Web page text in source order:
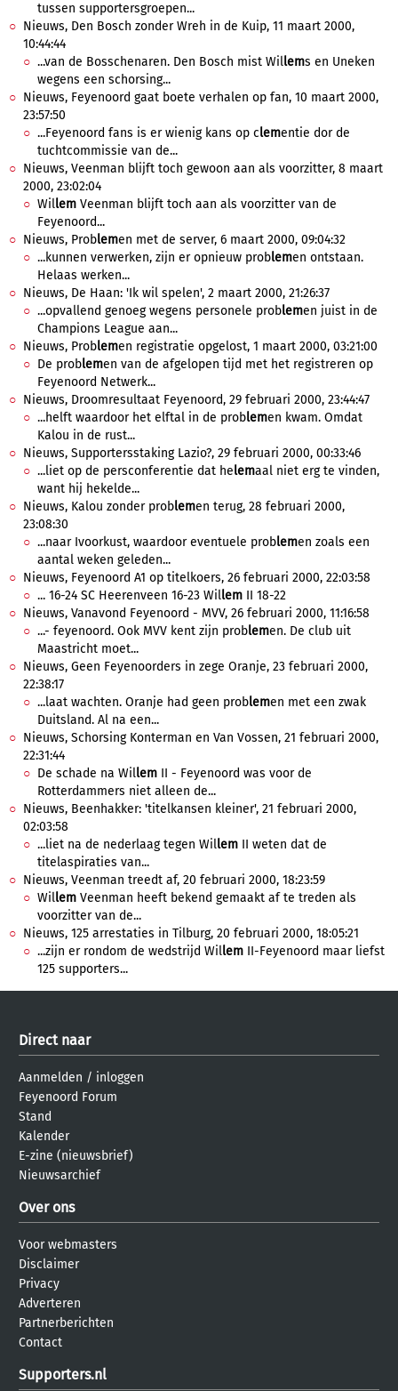
tussen supportersgroepen...
Nieuws, Den Bosch zonder Wreh in de Kuip, 11 maart 2000,
10:44:44
...van de Bosschenaren. Den Bosch mist Willems en Uneken
wegens een schorsing...
Nieuws, Feyenoord gaat boete verhalen op fan, 10 maart 2000,
23:57:50
...Feyenoord fans is er wienig kans op clementie dor de
tuchtcommissie van de...
Nieuws, Veenman blijft toch gewoon aan als voorzitter, 8 maart
2000, 23:02:04
Willem Veenman blijft toch aan als voorzitter van de
Feyenoord...
Nieuws, Problemen met de server, 6 maart 2000, 09:04:32
...kunnen verwerken, zijn er opnieuw problemen ontstaan.
Helaas werken...
Nieuws, De Haan: 'Ik wil spelen', 2 maart 2000, 21:26:37
...opvallend genoeg wegens personele problemen juist in de
Champions League aan...
Nieuws, Problemen registratie opgelost, 1 maart 2000, 03:21:00
De problemen van de afgelopen tijd met het registreren op
Feyenoord Netwerk...
Nieuws, Droomresultaat Feyenoord, 29 februari 2000, 23:44:47
...helft waardoor het elftal in de problemen kwam. Omdat
Kalou in de rust...
Nieuws, Supportersstaking Lazio?, 29 februari 2000, 00:33:46
...liet op de persconferentie dat helemaal niet erg te vinden,
want hij hekelde...
Nieuws, Kalou zonder problemen terug, 28 februari 2000,
23:08:30
...naar Ivoorkust, waardoor eventuele problemen zoals een
aantal weken geleden...
Nieuws, Feyenoord A1 op titelkoers, 26 februari 2000, 22:03:58
... 16-24 SC Heerenveen 16-23 Willem II 18-22
Nieuws, Vanavond Feyenoord - MVV, 26 februari 2000, 11:16:58
...- feyenoord. Ook MVV kent zijn problemen. De club uit
Maastricht moet...
Nieuws, Geen Feyenoorders in zege Oranje, 23 februari 2000,
22:38:17
...laat wachten. Oranje had geen problemen met een zwak
Duitsland. Al na een...
Nieuws, Schorsing Konterman en Van Vossen, 21 februari 2000,
22:31:44
De schade na Willem II - Feyenoord was voor de
Rotterdammers niet alleen de...
Nieuws, Beenhakker: 'titelkansen kleiner', 21 februari 2000,
02:03:58
...liet na de nederlaag tegen Willem II weten dat de
titelaspiraties van...
Nieuws, Veenman treedt af, 20 februari 2000, 18:23:59
Willem Veenman heeft bekend gemaakt af te treden als
voorzitter van de...
Nieuws, 125 arrestaties in Tilburg, 20 februari 2000, 18:05:21
...zijn er rondom de wedstrijd Willem II-Feyenoord maar liefst
125 supporters...
Direct naar
Aanmelden / inloggen
Feyenoord Forum
Stand
Kalender
E-zine (nieuwsbrief)
Nieuwsarchief
Over ons
Voor webmasters
Disclaimer
Privacy
Adverteren
Partnerberichten
Contact
Supporters.nl